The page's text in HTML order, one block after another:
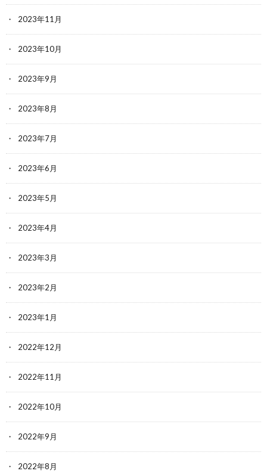
2023年11月
2023年10月
2023年9月
2023年8月
2023年7月
2023年6月
2023年5月
2023年4月
2023年3月
2023年2月
2023年1月
2022年12月
2022年11月
2022年10月
2022年9月
2022年8月